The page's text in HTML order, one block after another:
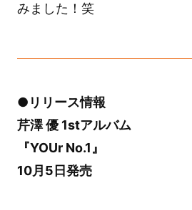
みました！笑
●リリース情報
芹澤 優 1stアルバム
『YOUr No.1』
10月5日発売